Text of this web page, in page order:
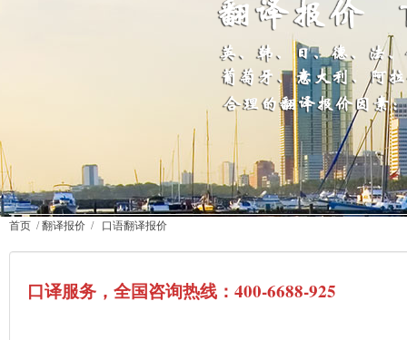
首页 / 翻译报价 / 口语翻译报价
口译服务，全国咨询热线：400-6688-925